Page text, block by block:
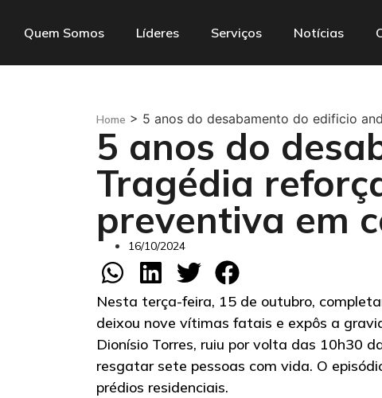
Quem Somos Líderes Serviços Notícias
Home > 5 anos do desabamento do edificio
5 anos do
Tragédia
preventiva em
16/10/2024
Nesta terça-feira, 15 de outubro,
deixou nove vítimas fatais e expôs a
Dionísio Torres, ruiu por volta das 10h30
resgatar sete pessoas com vida. O
prédios residenciais.